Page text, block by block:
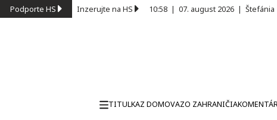
Podporte HS Inzerujte na HS 10:58 | 07. august 2026 | Štefánia
TITULKAZ DOMOVAZO ZAHRANIČIA